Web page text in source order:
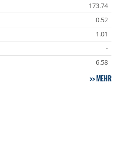
173.74
0.52
1.01
-
6.58
MEHR